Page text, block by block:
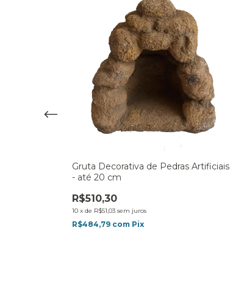
Gruta Decorativa de Pedras Artificiais
- até 20 cm
R$510,30
10 x de R$51,03 sem juros
R$484,79 com Pix